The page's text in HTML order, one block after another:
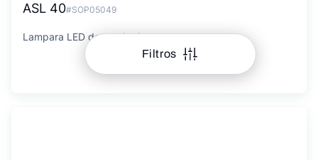
Filtros
ASL 40#SOP05049
Lampara LED de escritorio